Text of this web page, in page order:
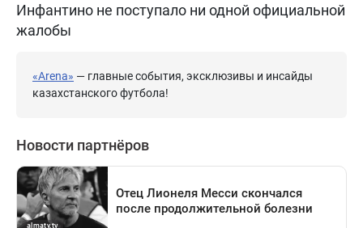
Инфантино не поступало ни одной официальной
жалобы
«Arena» — главные события, эксклюзивы и инсайды
казахстанского футбола!